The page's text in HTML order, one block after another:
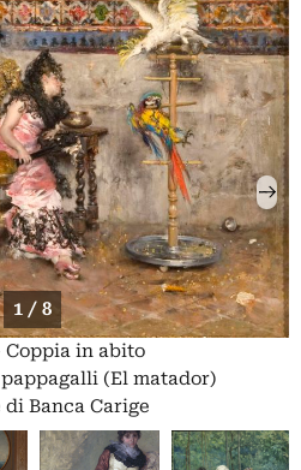
1 / 8
in abito
(El matador)
Banca Carige